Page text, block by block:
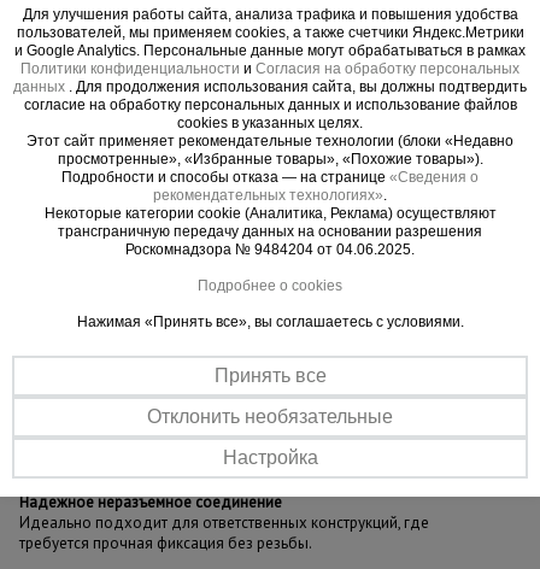
Применяется в машиностроении,
металлоконструкциях, производстве прицепов,
мебели, вентиляционных систем, а также при
ремонте и сборке листового металла и других
элементов, требующих прочного неразъёмного
соединения.
Заклёпки данного типа соответствуют
требованиям ГОСТ 10299-80 и полностью
совместимы с европейским стандартом DIN 660.
Подходят для ручного и механизированного
монтажа методом холодной клёпки.
Важные преимущества –
эффективная работа
Надёжное неразъёмное соединение
Идеально подходит для ответственных конструкций, где
требуется прочная фиксация без резьбы.
Для улучшения работы сайта, анализа трафика и повышения удобства
пользователей, мы применяем cookies, а также счетчики Яндекс.Метрики
и Google Analytics. Персональные данные могут обрабатываться в рамках
Политики конфиденциальности и Согласия на обработку персональных
данных . Для продолжения использования сайта, вы должны подтвердить
согласие на обработку персональных данных и использование файлов
cookies в указанных целях.
Этот сайт применяет рекомендательные технологии (блоки «Недавно
просмотренные», «Избранные товары», «Похожие товары»).
Подробности и способы отказа — на странице «Сведения о
рекомендательных технологиях».
Некоторые категории cookie (Аналитика, Реклама) осуществляют
трансграничную передачу данных на основании разрешения
Роскомнадзора № 9484204 от 04.06.2025.
Подробнее о cookies
Нажимая «Принять все», вы соглашаетесь с условиями.
Принять все
Отклонить необязательные
Настройка